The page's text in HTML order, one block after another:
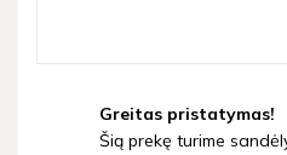
Greitas pristatymas!
Šią prekę turime